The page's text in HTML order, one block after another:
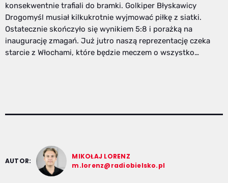
konsekwentnie trafiali do bramki. Golkiper Błyskawicy
Drogomyśl musiał kilkukrotnie wyjmować piłkę z siatki.
Ostatecznie skończyło się wynikiem 5:8 i porażką na
inaugurację zmagań. Już jutro naszą reprezentację czeka
starcie z Włochami, które będzie meczem o wszystko…
AUTOR:
MIKOŁAJ LORENZ
m.lorenz@radiobielsko.pl